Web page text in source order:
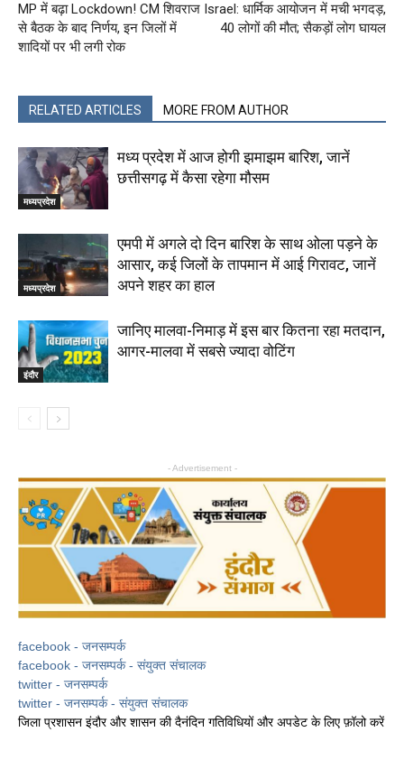
MP में बढ़ा Lockdown! CM शिवराज
से बैठक के बाद निर्णय, इन जिलों में
शादियों पर भी लगी रोक
Israel: धार्मिक आयोजन में मची भगदड़,
40 लोगों की मौत; सैकड़ों लोग घायल
RELATED ARTICLES MORE FROM AUTHOR
मध्यप्रदेश
मध्य प्रदेश में आज होगी झमाझम बारिश, जानें
छत्तीसगढ़ में कैसा रहेगा मौसम
मध्यप्रदेश
एमपी में अगले दो दिन बारिश के साथ ओला पड़ने के
आसार, कई जिलों के तापमान में आई गिरावट, जानें
अपने शहर का हाल
इंदौर
जानिए मालवा-निमाड़ में इस बार कितना रहा मतदान,
आगर-मालवा में सबसे ज्यादा वोटिंग
- Advertisement -
facebook - जनसम्पर्क
facebook - जनसम्पर्क - संयुक्त संचालक
twitter - जनसम्पर्क
twitter - जनसम्पर्क - संयुक्त संचालक
जिला प्रशासन इंदौर और शासन की दैनंदिन गतिविधियों और अपडेट के लिए फ़ॉलो करें